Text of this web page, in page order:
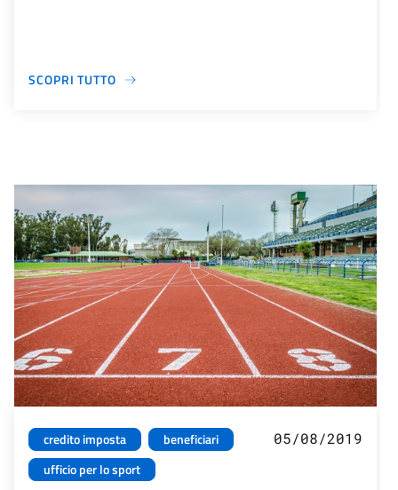
SCOPRI TUTTO
credito imposta
beneficiari
ufficio per lo sport
05/08/2019